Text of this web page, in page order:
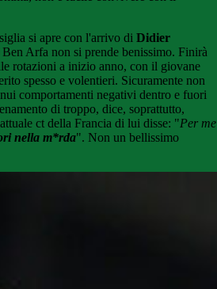
si apre con l'arrivo di Didier
Arfa non si prende benissimo. Finirà
rotazioni a inizio anno, con il giovane
spesso e volentieri. Sicuramente non
comportamenti negativi dentro e fuori
di troppo, dice, soprattutto,
ct della Francia di lui disse: "Per me
nella m*rda". Non un bellissimo